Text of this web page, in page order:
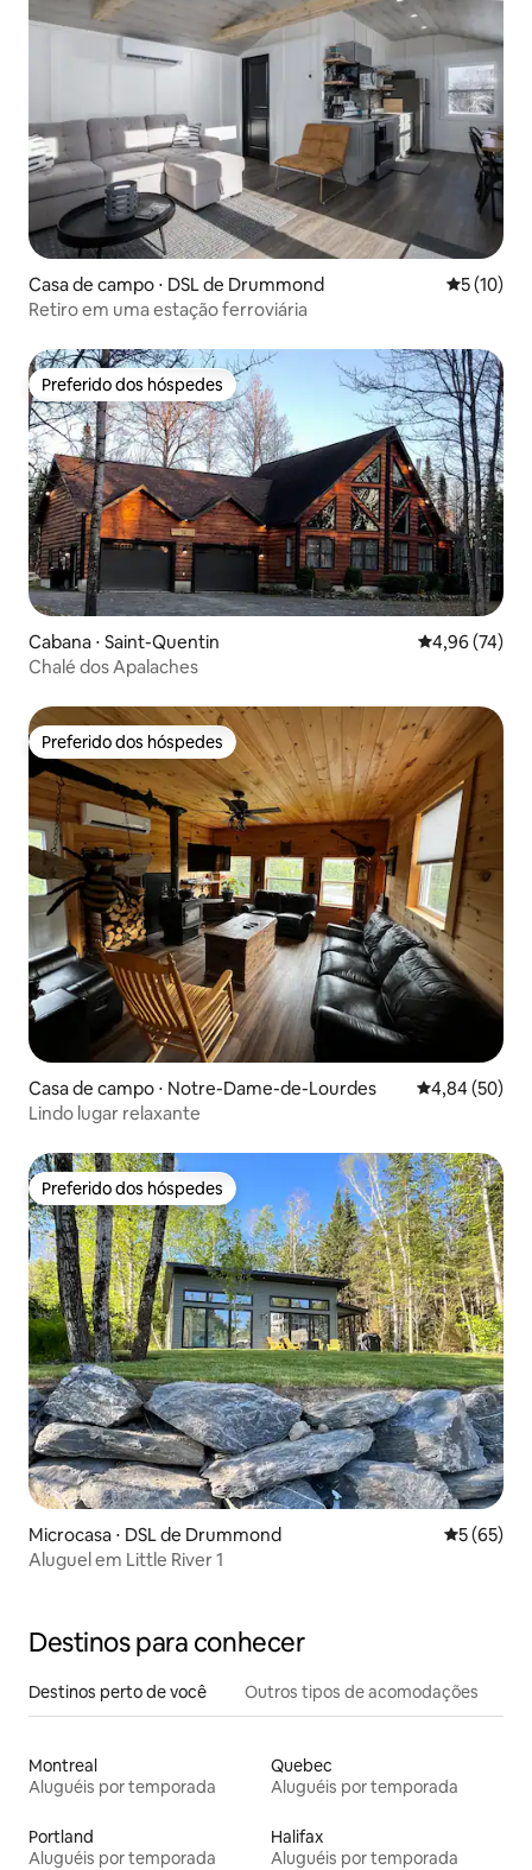
Casa de campo ⋅ DSL de Drummond 5 de uma
5 (10)
Retiro em uma estação ferroviária
Preferido dos hóspedes
Preferido dos hóspedes
Cabana ⋅ Saint-Quentin 4,96 de uma
4,96 (74)
Chalé dos Apalaches
Preferido dos hóspedes
Preferido dos hóspedes
Casa de campo ⋅ Notre-Dame-de-Lourdes 4,84 de uma
4,84 (50)
Lindo lugar relaxante
Preferido dos hóspedes
Preferido dos hóspedes
Microcasa ⋅ DSL de Drummond 5 de uma
5 (65)
Aluguel em Little River 1
Destinos para conhecer
Destinos perto de você Outros tipos de acomodações
Montreal
Aluguéis por temporada
Quebec
Aluguéis por temporada
Portland
Aluguéis por temporada
Halifax
Aluguéis por temporada